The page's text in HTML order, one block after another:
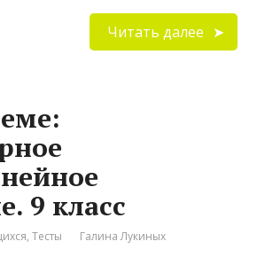
Читать далее
9 класс
,Тесты Галина Лукиных